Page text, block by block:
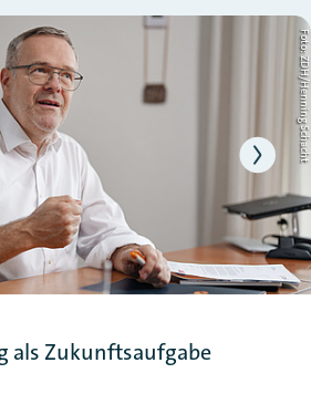
Foto: ZDH/Henning Schacht
als Zukunftsaufgabe